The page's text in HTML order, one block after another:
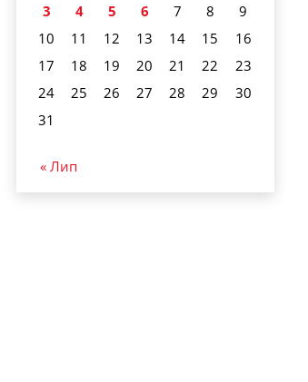
3
4 5 6 7 8
9
10
11 12 13 14 15
16
17
18 19 20 21 22
23
24
25 26 27 28 29
30
31
« Лип